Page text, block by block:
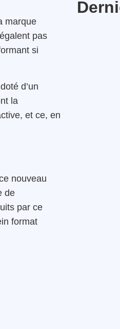
marque
pas
si
d’un
la
et ce, en
nouveau
de
par ce
format